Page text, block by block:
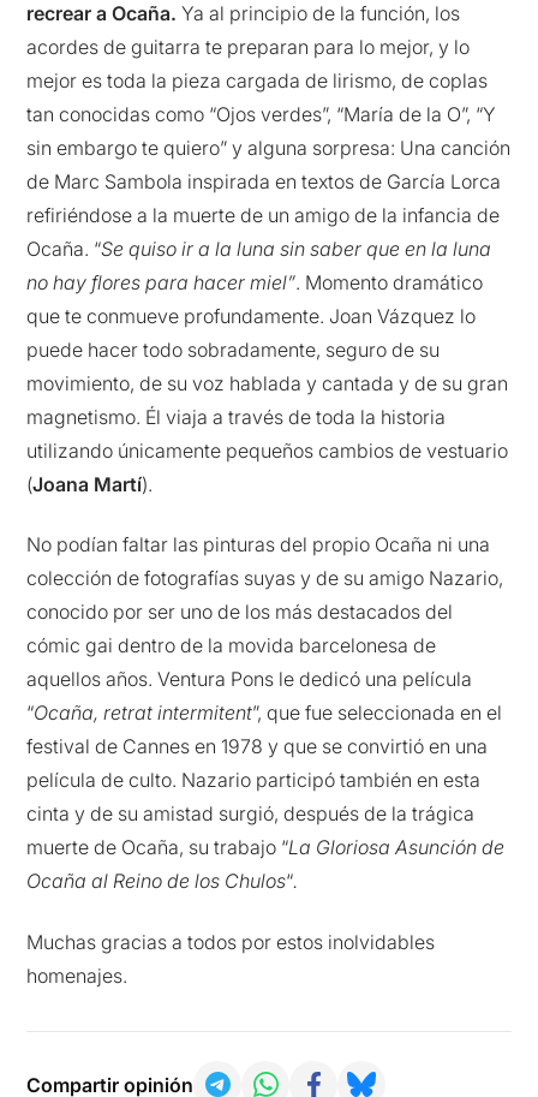
recrear a Ocaña. Ya al principio de la función, los
acordes de guitarra te preparan para lo mejor, y lo
mejor es toda la pieza cargada de lirismo, de coplas
tan conocidas como “Ojos verdes”, “María de la O”, “Y
sin embargo te quiero” y alguna sorpresa: Una canción
de Marc Sambola inspirada en textos de García Lorca
refiriéndose a la muerte de un amigo de la infancia de
Ocaña. “Se quiso ir a la luna sin saber que en la luna
no hay flores para hacer miel”. Momento dramático
que te conmueve profundamente. Joan Vázquez lo
puede hacer todo sobradamente, seguro de su
movimiento, de su voz hablada y cantada y de su gran
magnetismo. Él viaja a través de toda la historia
utilizando únicamente pequeños cambios de vestuario
(Joana Martí).
No podían faltar las pinturas del propio Ocaña ni una
colección de fotografías suyas y de su amigo Nazario,
conocido por ser uno de los más destacados del
cómic gai dentro de la movida barcelonesa de
aquellos años. Ventura Pons le dedicó una película
“Ocaña, retrat intermitent”, que fue seleccionada en el
festival de Cannes en 1978 y que se convirtió en una
película de culto. Nazario participó también en esta
cinta y de su amistad surgió, después de la trágica
muerte de Ocaña, su trabajo “La Gloriosa Asunción de
Ocaña al Reino de los Chulos“.
Muchas gracias a todos por estos inolvidables
homenajes.
Compartir opinión